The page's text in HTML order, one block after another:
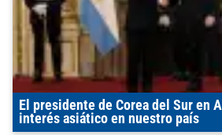
El presidente de Corea del Sur en
interés asiático en nuestro país